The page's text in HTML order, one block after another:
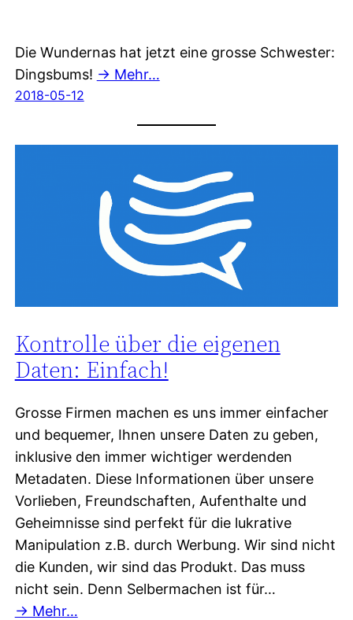
Die Wundernas hat jetzt eine grosse Schwester:
Dingsbums! → Mehr…
2018-05-12
Kontrolle über die eigenen
Daten: Einfach!
Grosse Firmen machen es uns immer einfacher
und bequemer, Ihnen unsere Daten zu geben,
inklusive den immer wichtiger werdenden
Metadaten. Diese Informationen über unsere
Vorlieben, Freundschaften, Aufenthalte und
Geheimnisse sind perfekt für die lukrative
Manipulation z.B. durch Werbung. Wir sind nicht
die Kunden, wir sind das Produkt. Das muss
nicht sein. Denn Selbermachen ist für…
→ Mehr…